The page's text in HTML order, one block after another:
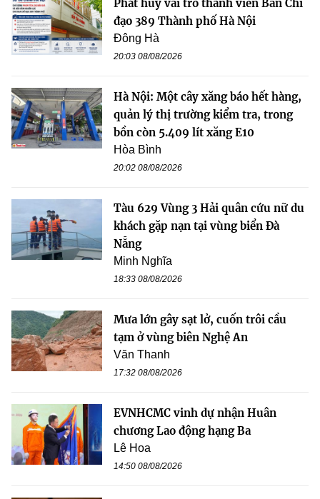
Phát huy vai trò thành viên Ban Chỉ
đạo 389 Thành phố Hà Nội
Đông Hà
20:03 08/08/2026
Hà Nội: Một cây xăng báo hết hàng,
quản lý thị trường kiểm tra, trong
bồn còn 5.409 lít xăng E10
Hòa Bình
20:02 08/08/2026
Tàu 629 Vùng 3 Hải quân cứu nữ du
khách gặp nạn tại vùng biển Đà
Nẵng
Minh Nghĩa
18:33 08/08/2026
Mưa lớn gây sạt lở, cuốn trôi cầu
tạm ở vùng biên Nghệ An
Văn Thanh
17:32 08/08/2026
EVNHCMC vinh dự nhận Huân
chương Lao động hạng Ba
Lê Hoa
14:50 08/08/2026